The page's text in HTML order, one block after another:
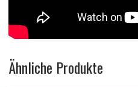
Ähnliche Produkte